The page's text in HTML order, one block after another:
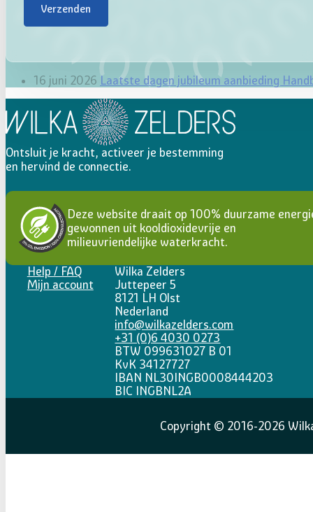
Verzenden
16 juni 2026 Laatste dagen jubileum aanbieding
Ontsluit je kracht, activeer je bestemming
en hervind de connectie.
Deze website draait op 100% duurzame
gewonnen uit kooldioxidevrije en
milieuvriendelijke waterkracht.
Help / FAQ
Mijn account
Wilka Zelders
Juttepeer 5
8121 LH Olst
Nederland
info@wilkazelders.com
+31 (0)6 4030 0273
BTW 099631027 B 01
KvK 34127727
IBAN NL30INGB0008444203
BIC INGBNL2A
Copyright © 2016-2026